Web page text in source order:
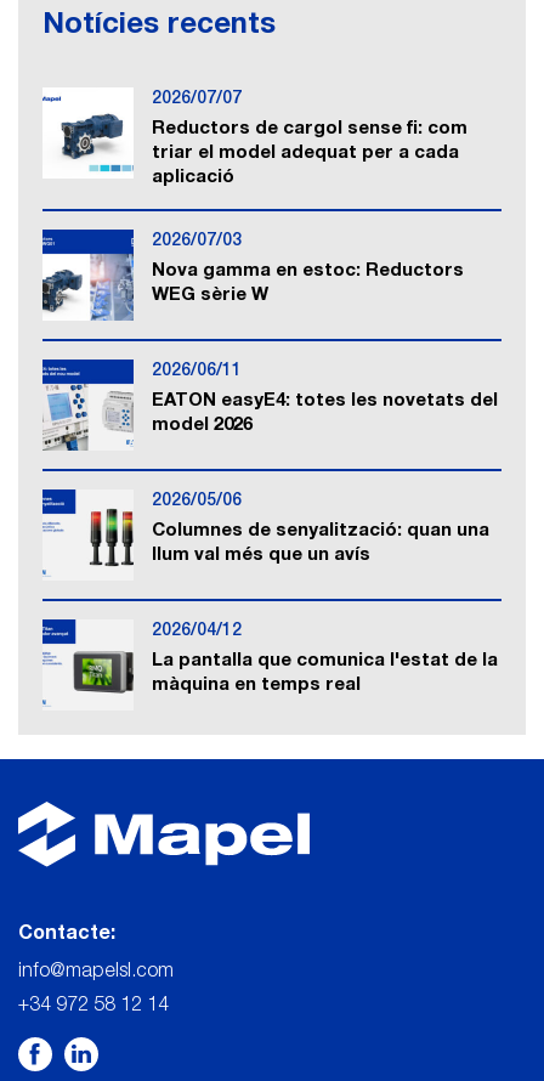
Notícies recents
2026/07/07
Reductors de cargol sense fi: com
triar el model adequat per a cada
aplicació
2026/07/03
Nova gamma en estoc: Reductors
WEG sèrie W
2026/06/11
EATON easyE4: totes les novetats del
model 2026
2026/05/06
Columnes de senyalització: quan una
llum val més que un avís
2026/04/12
La pantalla que comunica l'estat de la
màquina en temps real
Contacte:
info@mapelsl.com
+34 972 58 12 14